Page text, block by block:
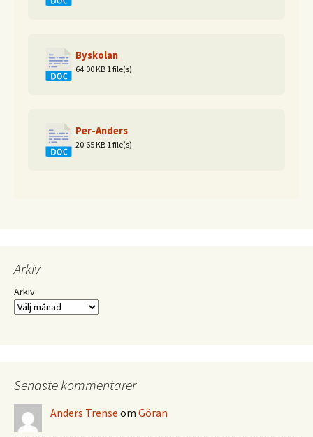
Byskolan
64.00 KB 1 file(s)
Per-Anders
20.65 KB 1 file(s)
Arkiv
Arkiv
Senaste kommentarer
Anders Trense om Göran